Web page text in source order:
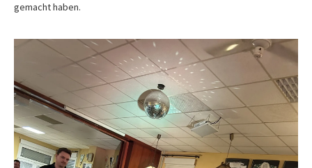
gemacht haben.